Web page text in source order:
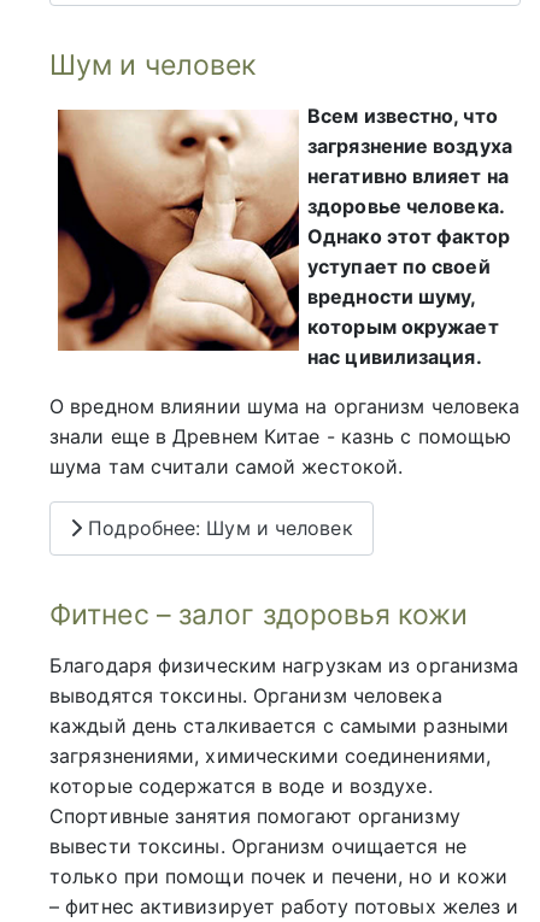
Шум и человек
Всем известно, что
загрязнение воздуха
негативно влияет на
здоровье человека.
Однако этот фактор
уступает по своей
вредности шуму,
которым окружает
нас цивилизация.
О вредном влиянии шума на организм человека
знали еще в Древнем Китае - казнь с помощью
шума там считали самой жестокой.
Подробнее: Шум и человек
Фитнес – залог здоровья кожи
Благодаря физическим нагрузкам из организма
выводятся токсины. Организм человека
каждый день сталкивается с самыми разными
загрязнениями, химическими соединениями,
которые содержатся в воде и воздухе.
Спортивные занятия помогают организму
вывести токсины. Организм очищается не
только при помощи почек и печени, но и кожи
– фитнес активизирует работу потовых желез и